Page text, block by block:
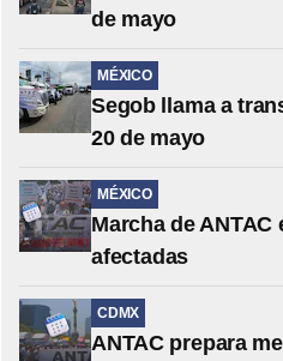
de mayo
MÉXICO
Segob llama a
20 de mayo
MÉXICO
Marcha de
afectadas
CDMX
ANTAC prepara